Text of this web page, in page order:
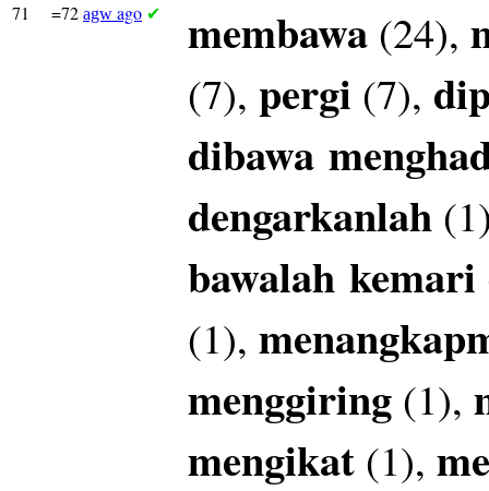
71 =72 agw ago ✔ membawa (24),
(7), pergi (7),
dibawa
dengarkanlah
bawalah kemari
(1),
menggiring (1),
mengikat (1),